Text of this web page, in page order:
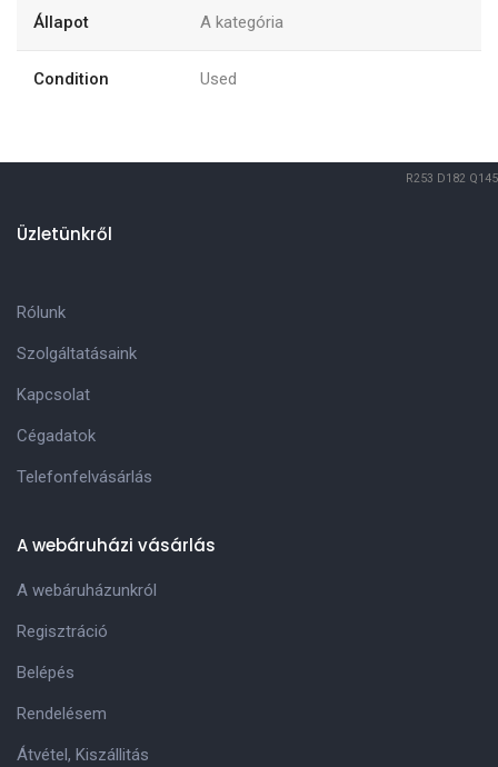
Állapot A kategória
Condition Used
R253 D182 Q145
Üzletünkről
Rólunk
Szolgáltatásaink
Kapcsolat
Cégadatok
Telefonfelvásárlás
A webáruházi vásárlás
A webáruházunkról
Regisztráció
Belépés
Rendelésem
Átvétel, Kiszállitás